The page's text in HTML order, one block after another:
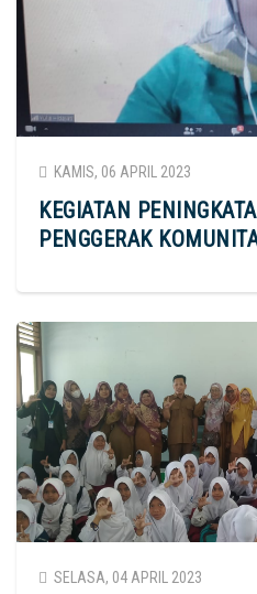
KAMIS, 06 APRIL 2023
KEGIATAN
PENGGERAK
SELASA, 04 APRIL 2023